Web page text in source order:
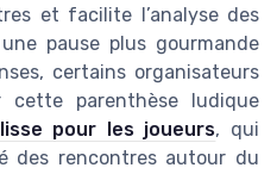
et facilite l’analyse des
pause plus gourmande
certains organisateurs
cette parenthèse ludique
pour les joueurs, qui
des rencontres autour du